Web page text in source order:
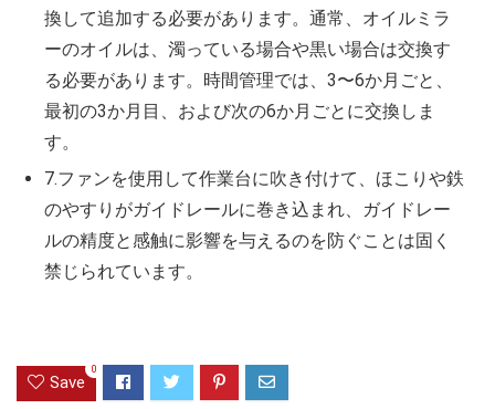
換して追加する必要があります。通常、オイルミラ
ーのオイルは、濁っている場合や黒い場合は交換す
る必要があります。時間管理では、3〜6か月ごと、
最初の3か月目、および次の6か月ごとに交換しま
す。
7.ファンを使用して作業台に吹き付けて、ほこりや鉄
のやすりがガイドレールに巻き込まれ、ガイドレー
ルの精度と感触に影響を与えるのを防ぐことは固く
禁じられています。
Save
0